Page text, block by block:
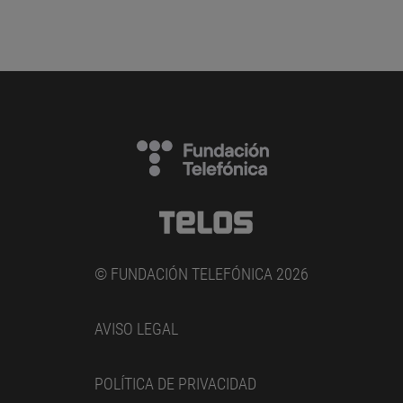
© FUNDACIÓN TELEFÓNICA 2026
AVISO LEGAL
POLÍTICA DE PRIVACIDAD